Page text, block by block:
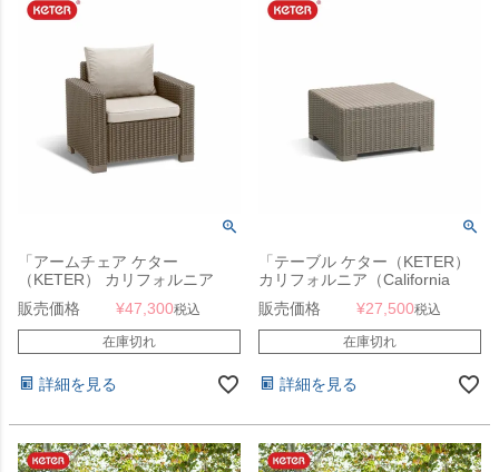
「アームチェア ケター
（KETER） カリフォルニア
（California Armchair）」
販売価格 ¥47,300税込
在庫切れ
詳細を見る
「テーブル ケター（KETER）
カリフォルニア（California
Table 126821）」
販売価格 ¥27,500税込
在庫切れ
詳細を見る